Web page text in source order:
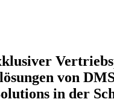
von
in der